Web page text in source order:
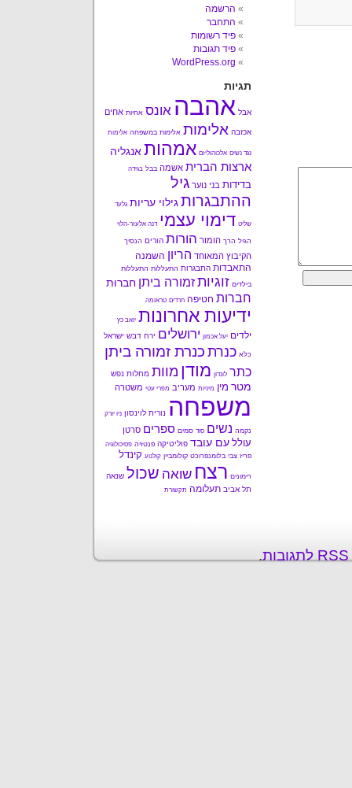
הרשמה
התחבר
פיד רשומות
פיד תגובות
WordPress.org
תגיות
אבל אהבה אונס אחיות אחים
אכזבה אלימות אלימות במשפחה אלימות
נגד נשים אלכוהוליזם אמהותאנגליה
ארצות הברית אשמה בבל בגידה
בדידות בני נוער גיל
ההתבגרות גילוי עריות גלעד
שליט דימוי עצמי דנה אלעזר-הלוי
הגיל הרך הומור הורות הורים הנסיך
הקיבוץ המאוחד הריון השמנה
התאבדות התבגרות התעללות התעללות
בילדים זוגיותזמורה ביתן חברוּת
חברות חטיפה חרדים טראומה
ידיעות אחרונות יואב כץ
ילדים יעל אכמון ירושלים ירח דבש ישראל
כלא כנרת כנרת זמורה ביתן
כתר לונדון מודן מוות מחלות נפש
מטר מין מיניות מעריב מפרי עטי משטרה
משפחה נורית לוינסון ניו יורק
נקמה נשים סוד סמים ספרים סרטן
עולל עם עובד פוליטיקה פנטזיה פסיכולוגיה
פריז צבי בלומנפרוכט קולומביין קולנוע קינדל
רימונים רצח שואה שכול שנאה
תל אביב תעלומה תקשורת
.